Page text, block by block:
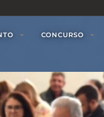
CONCURSO